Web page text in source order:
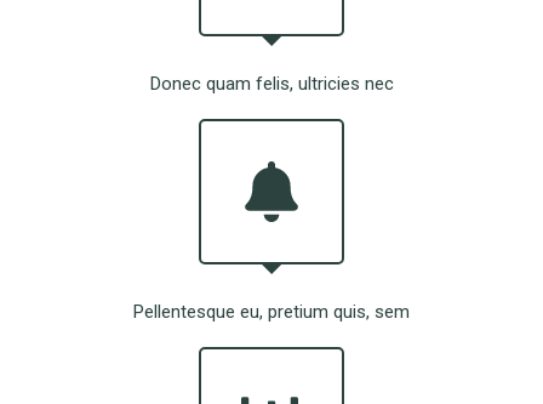
Donec quam felis, ultricies nec
Pellentesque eu, pretium quis, sem